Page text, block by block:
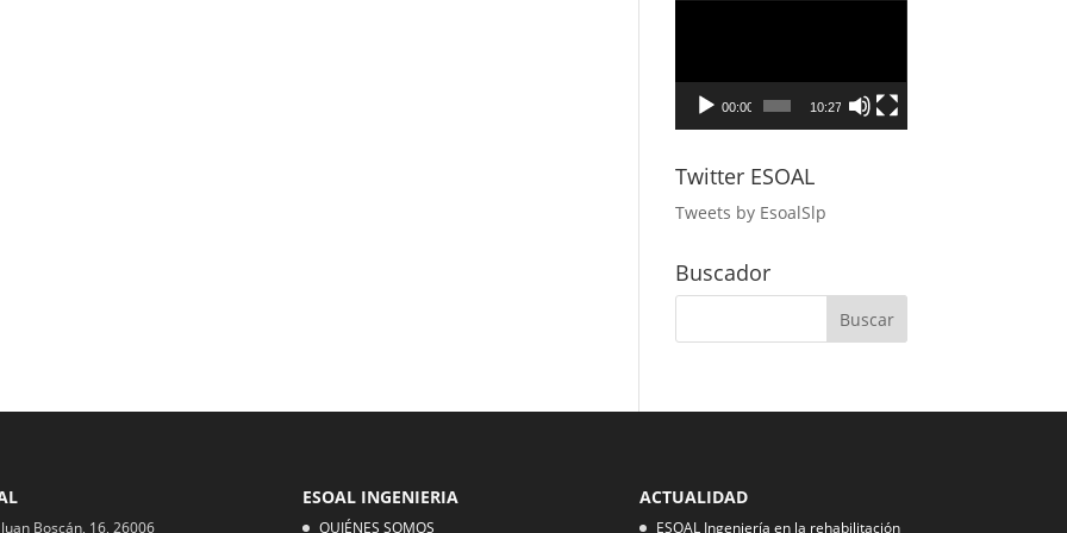
00:00 10:27
Twitter ESOAL
Tweets by EsoalSlp
Buscador
Boscán, 16, 26006
ESOAL INGENIERIA
QUIÉNES SOMOS
ACTUALIDAD
ESOAL Ingeniería en la rehabilitación